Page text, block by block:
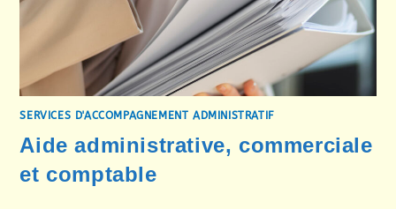
SERVICES D'ACCOMPAGNEMENT ADMINISTRATIF
Aide administrative, commerciale
et comptable